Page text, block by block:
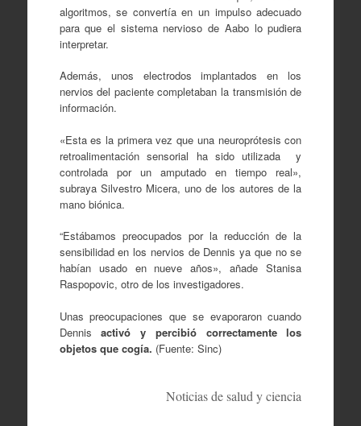
algoritmos, se convertía en un impulso adecuado
para que el sistema nervioso de Aabo lo pudiera
interpretar.
Además, unos electrodos implantados en los
nervios del paciente completaban la transmisión de
información.
«Esta es la primera vez que una neuroprótesis con
retroalimentación sensorial ha sido utilizada y
controlada por un amputado en tiempo real»,
subraya Silvestro Micera, uno de los autores de la
mano biónica.
“Estábamos preocupados por la reducción de la
sensibilidad en los nervios de Dennis ya que no se
habían usado en nueve años», añade Stanisa
Raspopovic, otro de los investigadores.
Unas preocupaciones que se evaporaron cuando
Dennis activó y percibió correctamente los
objetos que cogía. (Fuente: Sinc)
Noticias de salud y ciencia